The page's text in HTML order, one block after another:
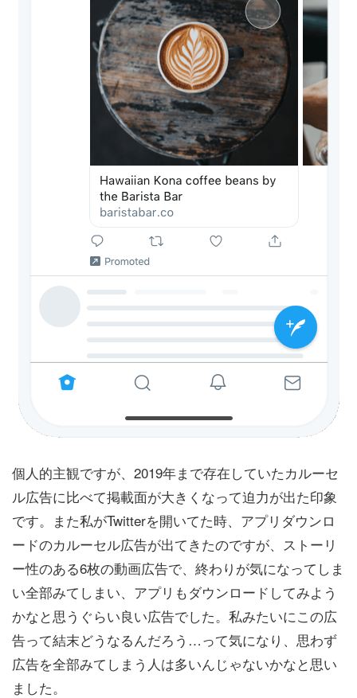
個人的主観ですが、2019年まで存在していたカルーセ
ル広告に比べて掲載面が大きくなって迫力が出た印象
です。また私がTwitterを開いてた時、アプリダウンロ
ードのカルーセル広告が出てきたのですが、ストーリ
ー性のある6枚の動画広告で、終わりが気になってしま
い全部みてしまい、アプリもダウンロードしてみよう
かなと思うぐらい良い広告でした。私みたいにこの広
告って結末どうなるんだろう…って気になり、思わず
広告を全部みてしまう人は多いんじゃないかなと思い
ました。